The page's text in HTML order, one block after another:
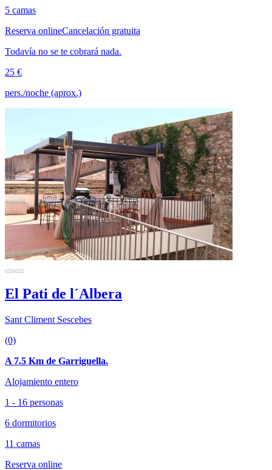
5 camas
Reserva onlineCancelación gratuita
Todavía no se te cobrará nada.
25 €
pers./noche (aprox.)
El Pati de l´Albera
Sant Climent Sescebes
(0)
A 7.5 Km de Garriguella.
Alojamiento entero
1 - 16 personas
6 dormitorios
11 camas
Reserva online